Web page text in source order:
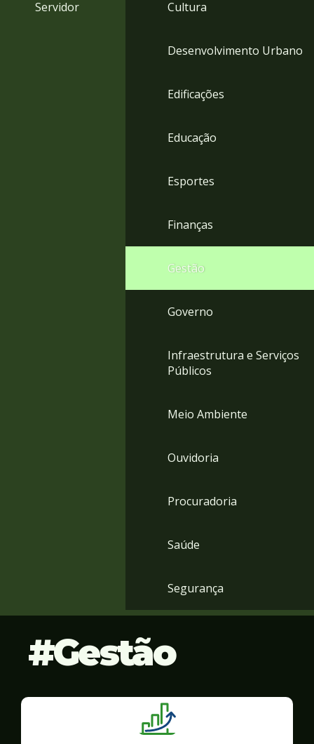
Servidor Cultura
Desenvolvimento Urbano
Edificações
Educação
Esportes
Finanças
Gestão
Governo
Infraestrutura e Serviços
Públicos
Meio Ambiente
Ouvidoria
Procuradoria
Saúde
Segurança
Gestão